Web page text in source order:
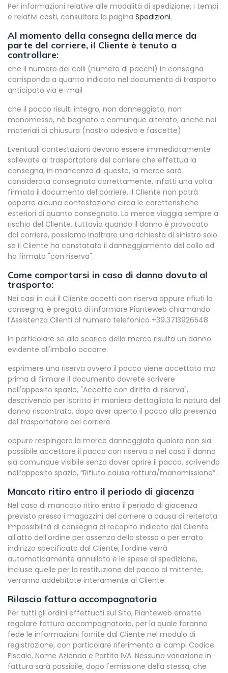
Per informazioni relative alle modalità di spedizione, i tempi
e relativi costi, consultare la pagina Spedizioni.
Al momento della consegna della merce da
parte del corriere, il Cliente è tenuto a
controllare:
che il numero dei colli (numero di pacchi) in consegna
corrisponda a quanto indicato nel documento di trasporto
anticipato via e-mail
che il pacco risulti integro, non danneggiato, non
manomesso, né bagnato o comunque alterato, anche nei
materiali di chiusura (nastro adesivo e fascette)
Eventuali contestazioni devono essere immediatamente
sollevate al trasportatore del corriere che effettua la
consegna, in mancanza di queste, la merce sarà
considerata consegnata correttamente, infatti una volta
firmato il documento del corriere, il Cliente non potrà
opporre alcuna contestazione circa le caratteristiche
esteriori di quanto consegnato. La merce viaggia sempre a
rischio del Cliente, tuttavia quando il danno è provocato
dal corriere, possiamo inoltrare una richiesta di sinistro solo
se il Cliente ha constatato il danneggiamento del collo ed
ha firmato "con riserva".
Come comportarsi in caso di danno dovuto al
trasporto:
Nei casi in cui il Cliente accetti con riserva oppure rifiuti la
consegna, è pregato di informare Pianteweb chiamando
l’Assistenza Clienti al numero telefonico +39.3713926548
In particolare se allo scarico della merce risulta un danno
evidente all'imballo occorre:
esprimere una riserva ovvero il pacco viene accettato ma
prima di firmare il documento dovrete scrivere
nell'apposito spazio, "Accetto con diritto di riserva",
descrivendo per iscritto in maniera dettagliata la natura del
danno riscontrato, dopo aver aperto il pacco alla presenza
del trasportatore del corriere
oppure respingere la merce danneggiata qualora non sia
possibile accettare il pacco con riserva o nel caso il danno
sia comunque visibile senza dover aprire il pacco, scrivendo
nell’apposito spazio, “Rifiuto causa rottura/manomissione”.
Mancato ritiro entro il periodo di giacenza
Nel caso di mancato ritiro entro il periodo di giacenza
previsto presso i magazzini del corriere a causa di reiterata
impossibilità di consegna al recapito indicato dal Cliente
all'atto dell'ordine per assenza dello stesso o per errato
indirizzo specificato dal Cliente, l'ordine verrà
automaticamente annullato e le spese di spedizione,
incluse quelle per la restituzione del pacco al mittente,
verranno addebitate interamente al Cliente.
Rilascio fattura accompagnatoria
Per tutti gli ordini effettuati sul Sito, Pianteweb emette
regolare fattura accompagnatoria, per la quale faranno
fede le informazioni fornite dal Cliente nel modulo di
registrazione, con particolare riferimento ai campi Codice
Fiscale, Nome Azienda e Partita IVA. Nessuna variazione in
fattura sarà possibile, dopo l'emissione della stessa, che